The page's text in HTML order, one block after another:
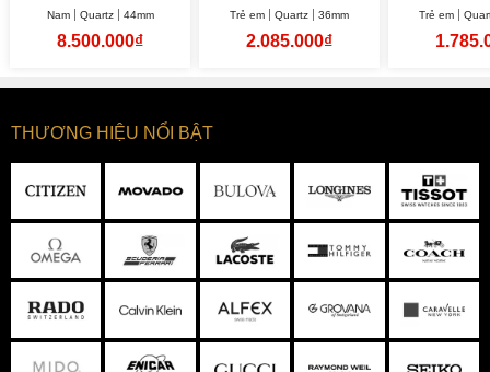
Nam Quartz 44mm
8.500.000₫
Trẻ em Quartz 36mm
2.085.000₫
Trẻ em
THƯƠNG HIỆU NỔI BẬT